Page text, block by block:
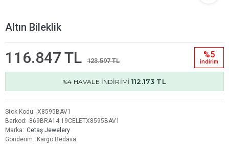
Altın Bileklik
116.847 TL 123.597 TL
%5
i̇ndi̇ri̇m
%4 HAVALE İNDİRİMİ112.173 TL
Stok Kodu
X8595BAV1
Barkod
869BRA14.19CELETX8595BAV1
Marka
Cetaş Jewelery
Gönderim
Kargo Bedava